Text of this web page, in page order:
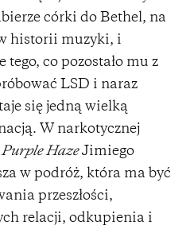
córki do Bethel, na
historii muzyki, i
co pozostało mu z
LSD i naraz
się jedną wielką
W narkotycznej
Purple HazeJimiego
w podróż, która ma być
przeszłości,
relacji, odkupienia i